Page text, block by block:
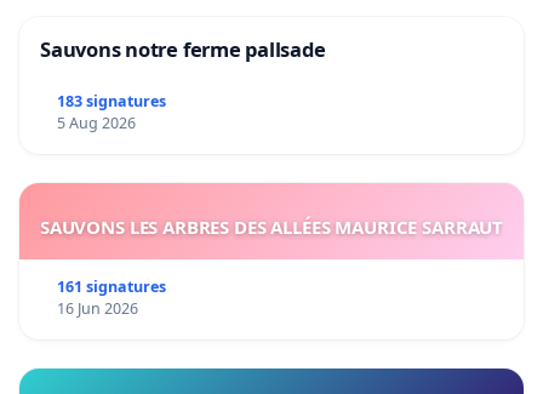
Sauvons notre ferme pallsade
183 signatures
5 Aug 2026
SAUVONS LES ARBRES DES ALLÉES MAURICE SARRAUT
161 signatures
16 Jun 2026